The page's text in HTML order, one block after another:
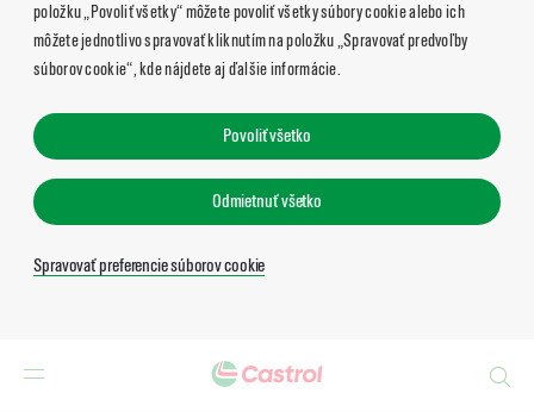
položku „Povoliť všetky“ môžete povoliť všetky súbory cookie alebo ich
môžete jednotlivo spravovať kliknutím na položku „Spravovať predvoľby
súborov cookie“, kde nájdete aj ďalšie informácie.
Povoliť všetko
Odmietnuť všetko
Spravovať preferencie súborov cookie